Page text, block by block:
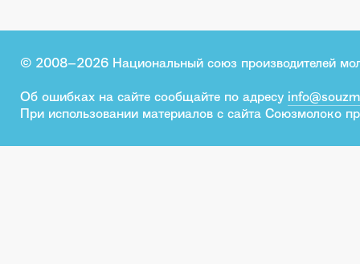
© 2008–2026 Национальный союз производителей
Об ошибках на сайте сообщайте по адресу
При использовании материалов с сайта Союзмолоко